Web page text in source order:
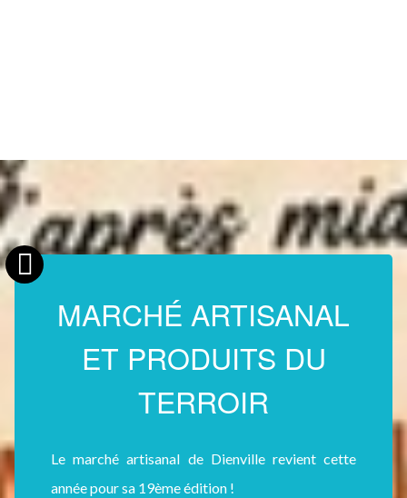
MARCHÉ ARTISANAL
ET PRODUITS DU
TERROIR
Le marché artisanal de Dienville revient cette
année pour sa 19ème édition !